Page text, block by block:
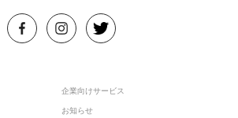
企業向けサービス
お知らせ